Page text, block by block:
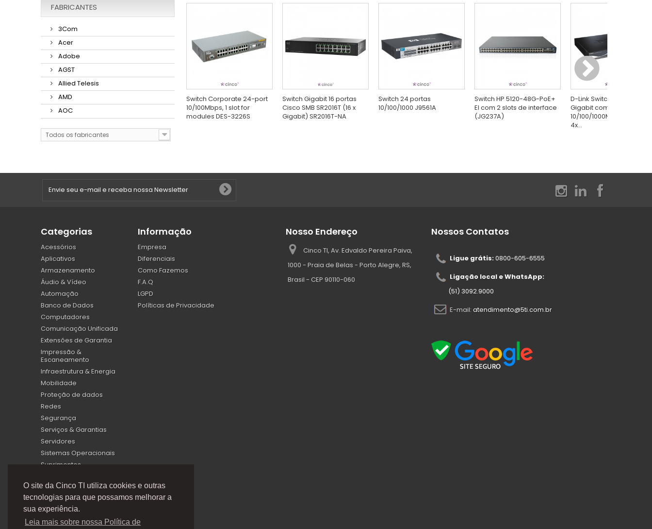
O site da Cinco TI utiliza cookies e outras
tecnologias para que possamos melhorar a
sua experiência.
Leia mais sobre nossa Política de
FABRICANTES
3Com
Acer
Adobe
AGST
Allied Telesis
AMD
AOC
Todos os fabricantes
Switch Corporate 24-port
10/100Mbps, 1 slot for
modules DES-3226S
Switch Gigabit 16 portas
Cisco SMB SR2016T (16 x
Gigabit) SR2016T-NA
Switch 24 portas
10/100/1000 J9561A
Switch HP 5120-48G-PoE+
EI com 2 slots de interface
(JG237A)
D-Link Switch Gerenciável
Gigabit com 24x
10/100/1000Mbps RJ45 +
4x...
Categorias
Acessórios
Aplicativos
Armazenamento
Áudio & Vídeo
Automação
Banco de Dados
Computadores
Comunicação Unificada
Extensões de Garantia
Impressão &
Escaneamento
Infraestrutura & Energia
Mobilidade
Proteção de dados
Redes
Segurança
Serviços & Garantias
Servidores
Sistemas Operacionais
Suprimentos
Informação
Empresa
Diferenciais
Como Fazemos
F.A.Q
LGPD
Políticas de Privacidade
Nosso Endereço
Cinco TI, Av. Edvaldo Pereira Paiva,
1000 - Praia de Belas - Porto Alegre, RS,
Brasil - CEP 90110-060
Nossos Contatos
Ligue grátis:0800-605-6555
Ligação local e WhatsApp:
(51) 3092.9000
E-mail: atendimento@5ti.com.br